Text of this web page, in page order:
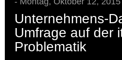
Unternehmens-
Umfrage auf der
Problematik